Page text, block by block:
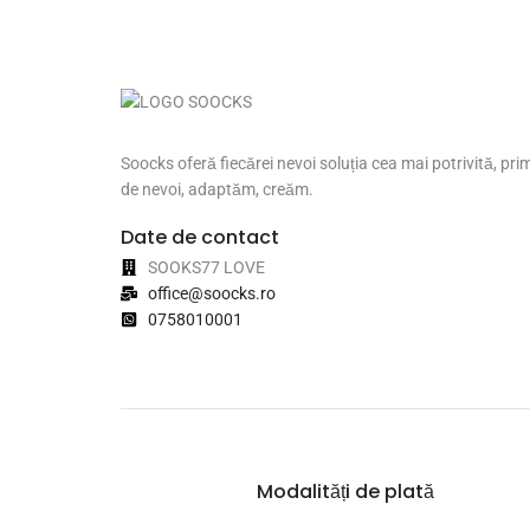
Soocks oferă fiecărei nevoi soluția cea mai potrivită,
de nevoi, adaptăm, creăm.
Date de contact
SOOKS77 LOVE
office@soocks.ro
0758010001
Modalități de plată